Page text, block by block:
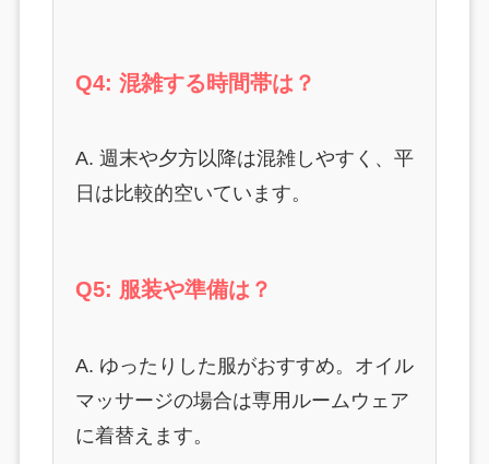
Q4: 混雑する時間帯は？
A. 週末や夕方以降は混雑しやすく、平
日は比較的空いています。
Q5: 服装や準備は？
A. ゆったりした服がおすすめ。オイル
マッサージの場合は専用ルームウェア
に着替えます。